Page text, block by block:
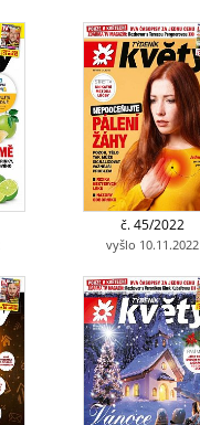
č. 45/2022
vyšlo 10.11.2022